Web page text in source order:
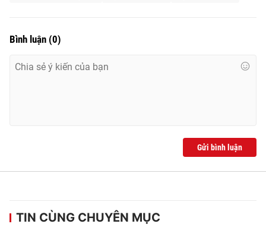
Bình luận (0)
Gửi bình luận
TIN CÙNG CHUYÊN MỤC